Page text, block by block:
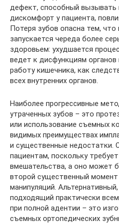
дефект, способный вызывать
дискомфорт у пациента,
Потеря зубов опасна тем, что
запускается череда более
здоровьем: ухудшается
ведет к дисфункциям
работу кишечника, как
всех внутренних органов.
Наиболее прогрессивные
утраченных зубов – это
или использование съемных
видимых преимуществах
и существенные недостатки.
пациентам, поскольку требует
вмешательства, а оно может
второй существенный момент
манипуляций.
подходящий практически
при полной адентии – это
съемных ортопедических